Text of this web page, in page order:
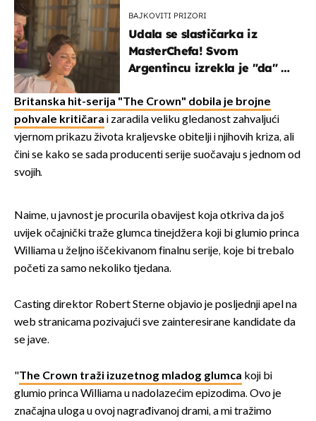
BAJKOVITI PRIZORI
Udala se slastičarka iz
MasterChefa! Svom
Argentincu izrekla je "da" u
Britanska hit-serija "The Crown" dobila je brojne
pohvale kritičara i zaradila veliku gledanost zahvaljući
vjernom prikazu života kraljevske obitelji i njihovih kriza, ali
čini se kako se sada producenti serije suočavaju s jednom od
svojih.
Naime, u javnost je procurila obavijest koja otkriva da još
uvijek očajnički traže glumca tinejdžera koji bi glumio princa
Williama u željno iščekivanom finalnu serije, koje bi trebalo
početi za samo nekoliko tjedana.
Casting direktor Robert Sterne objavio je posljednji apel na
web stranicama pozivajući sve zainteresirane kandidate da
se jave.
"The Crown traži izuzetnog mladog glumca koji bi
glumio princa Williama u nadolazećim epizodima. Ovo je
značajna uloga u ovoj nagrađivanoj drami, a mi tražimo